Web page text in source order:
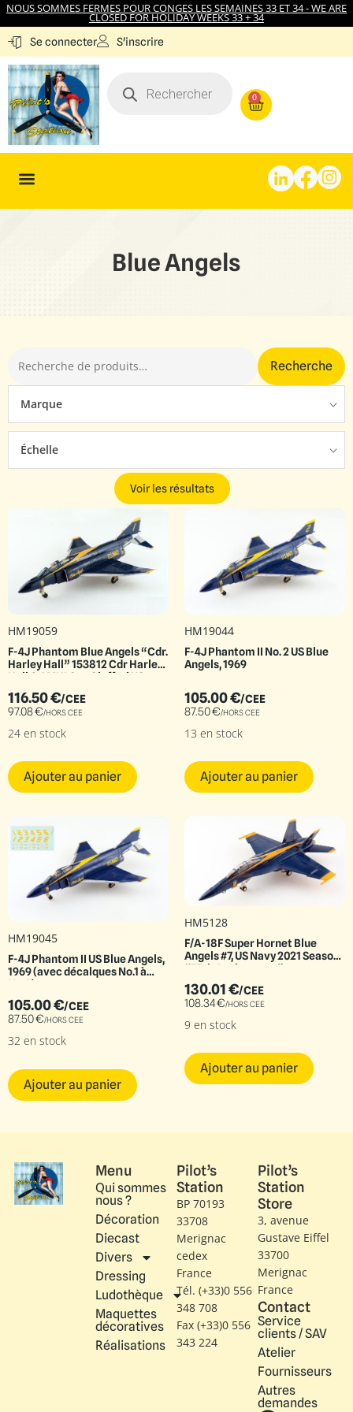
NOUS SOMMES FERMES POUR CONGES LES SEMAINES 33 ET 34 - WE ARE
CLOSED FOR HOLIDAY WEEKS 33 + 34
Se connecter S'inscrire
0
Blue Angels
Recherche
Marque
Échelle
Voir les résultats
HM19059
F-4J Phantom Blue Angels “Cdr.
Harley Hall” 153812 Cdr Harley
Hall & AMHI Guy Giuffrai US
Navy 1970 to 1971
116.50€/CEE
97.08€/HORS CEE
24 en stock
Ajouter au panier
HM19044
F-4J Phantom II No. 2 US Blue
Angels, 1969
105.00€/CEE
87.50€/HORS CEE
13 en stock
Ajouter au panier
HM19045
F-4J Phantom II US Blue Angels,
1969 (avec décalques No.1 à
No.6)
105.00€/CEE
87.50€/HORS CEE
32 en stock
Ajouter au panier
HM5128
F/A-18F Super Hornet Blue
Angels #7, US Navy 2021 Season
“75th Anniversary”
130.01€/CEE
108.34€/HORS CEE
9 en stock
Ajouter au panier
Menu
Qui sommes
nous ?
Décoration
Diecast
Divers
Dressing
Ludothèque
Maquettes
décoratives
Réalisations
Pilot’s
Station
BP 70193
33708
Merignac
cedex
France
Tél. (+33)0 556
348 708
Fax (+33)0 556
343 224
Pilot’s
Station
Store
3, avenue
Gustave Eiffel​
33700
Merignac
France
Contact
Service
clients / SAV
Atelier
Fournisseurs
Autres
demandes